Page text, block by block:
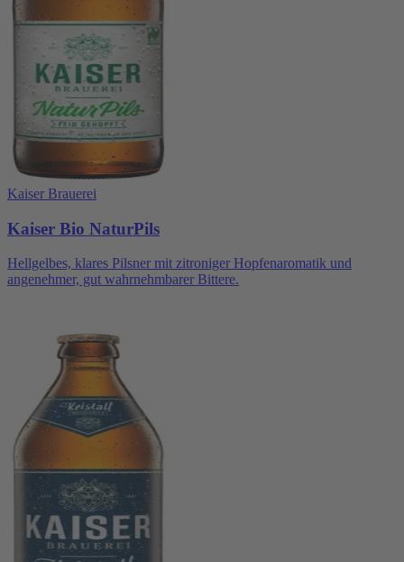
Kaiser Brauerei
Kaiser Bio NaturPils
Hellgelbes, klares Pilsner mit zitroniger Hopfenaromatik und
angenehmer, gut wahrnehmbarer Bittere.